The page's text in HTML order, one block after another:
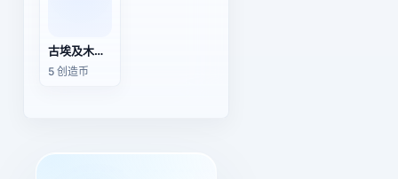
古埃及木制农耕场景模型
5 创造币